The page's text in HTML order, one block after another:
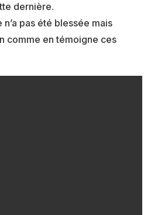
dernière.
pas été blessée mais
comme en témoigne ces